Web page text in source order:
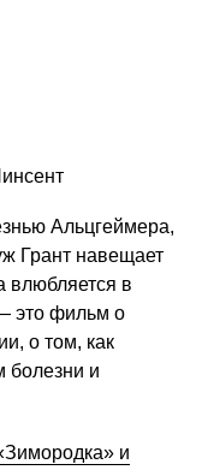
Альцгеймера,
Грант навещает
влюбляется в
это фильм о
о том, как
болезни и
и